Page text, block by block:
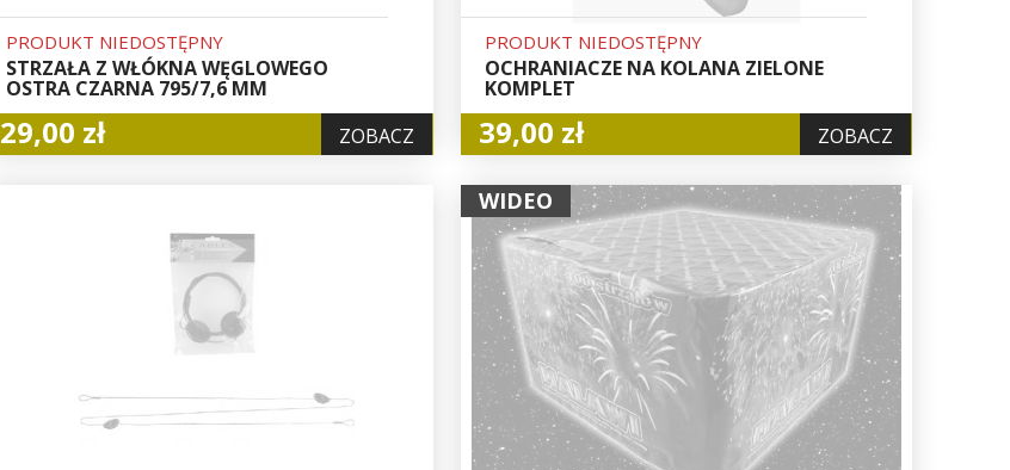
PRODUKT NIEDOSTĘPNY
STRZAŁA Z WŁÓKNA WĘGLOWEGO
OSTRA CZARNA 795/7,6 MM
29,00 zł ZOBACZ
PRODUKT NIEDOSTĘPNY
OCHRANIACZE NA KOLANA ZIELONE
KOMPLET
39,00 zł ZOBACZ
WIDEO